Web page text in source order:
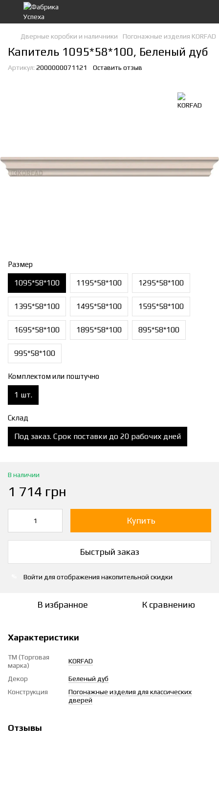
Дверные коробки и наличники Погонажные изделия KORFAD
Капитель 1095*58*100, Беленый дуб
Артикул: 2000000071121 Оставить отзыв
Размер
1095*58*100 1195*58*100 1295*58*100
1395*58*100 1495*58*100 1595*58*100
1695*58*100 1895*58*100 895*58*100
995*58*100
Комплектом или поштучно
1 шт.
Склад
Под заказ. Срок поставки до 20 рабочих дней
В наличии
1 714 грн
Купить
Быстрый заказ
Войти для отображения накопительной скидки
В избранное К сравнению
Характеристики
ТМ (Торговая
марка)
KORFAD
Декор
Беленый дуб
Конструкция
Погонажные изделия для классических
дверей
Отзывы